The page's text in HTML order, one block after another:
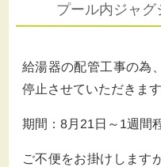
プール内ジャグ
給湯器の配管工事の為
停止させていただきます
期間：8月21日～1週間
ご不便をお掛けします